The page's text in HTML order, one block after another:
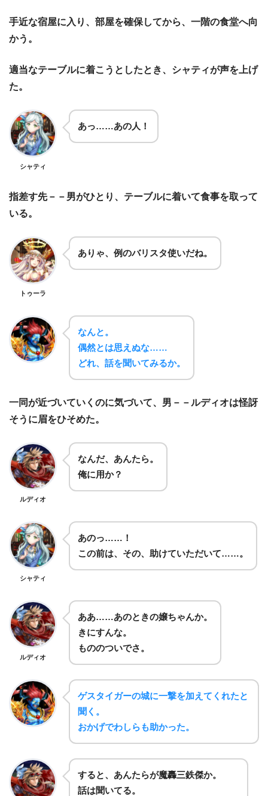
手近な宿屋に入り、部屋を確保してから、一階の食堂へ向
かう。
適当なテーブルに着こうとしたとき、シャティが声を上げ
た。
シャティ
あっ……あの人！
指差す先－－男がひとり、テーブルに着いて食事を取って
いる。
トゥーラ
ありゃ、例のバリスタ使いだね。
なんと。
偶然とは思えぬな……
どれ、話を聞いてみるか。
一同が近づいていくのに気づいて、男－－ルディオは怪訝
そうに眉をひそめた。
ルディオ
なんだ、あんたら。
俺に用か？
シャティ
あのっ……！
この前は、その、助けていただいて……。
ルディオ
ああ……あのときの嬢ちゃんか。
きにすんな。
もののついでさ。
ゲスタイガーの城に一撃を加えてくれたと
聞く。
おかげでわしらも助かった。
すると、あんたらが魔轟三鉄傑か。
話は聞いてる。